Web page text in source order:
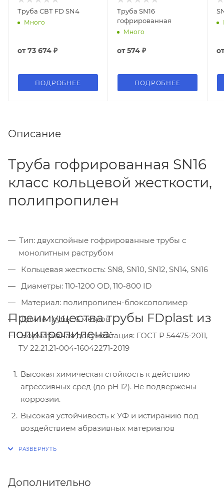
Труба СВТ FD SN4
Много
от73 674 ₽
ПОДРОБНЕЕ
Труба SN16
гофрированная
Много
от574 ₽
ПОДРОБНЕЕ
Описание
Труба гофрированная SN16
класс кольцевой жесткости,
полипропилен
Тип: двухслойные гофрированные трубы с
монолитным раструбом
Кольцевая жесткость: SN8, SN10, SN12, SN14, SN16
Диаметры: 110-1200 OD, 110-800 ID
Материал: полипропилен-блоксополимер
Длина трубы: 6 метров
Нормативная документация: ГОСТ Р 54475-2011,
ТУ 22.21.21-004-16042271-2019
Преимущества трубы FDplast из
полипропилена:
Высокая химическая стойкость к действию
агрессивных сред (до pH 12). Не подвержены
коррозии.
Высокая устойчивость к УФ и истиранию под
воздействием абразивных материалов
Высокая термоустойчивость (рабочий режим –
Возможность подгонки длины трубы на месте
Дополнительно